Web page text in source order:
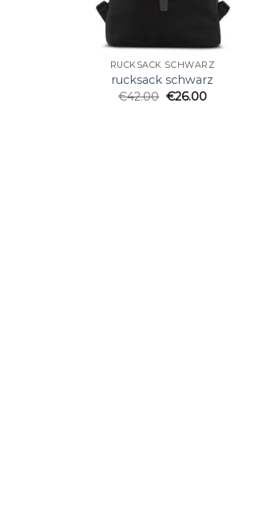
RUCKSACK SCHWARZ
rucksack schwarz
€42.00 €26.00